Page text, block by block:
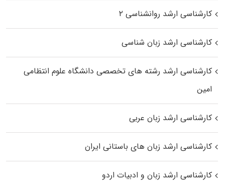
کارشناسی ارشد روانشناسی ۲
کارشناسی ارشد زبان شناسی
کارشناسی ارشد رﺷﺘﻪ ﻫﺎی تخصصی داﻧﺸﮕﺎه ﻋﻠﻮم انتظامی
اﻣﻴﻦ
کارشناسی ارشد زبان عربی
کارشناسی ارشد زبان‌ های باستانی ایران
کارشناسی ارشد زبان و ادبیات اردو